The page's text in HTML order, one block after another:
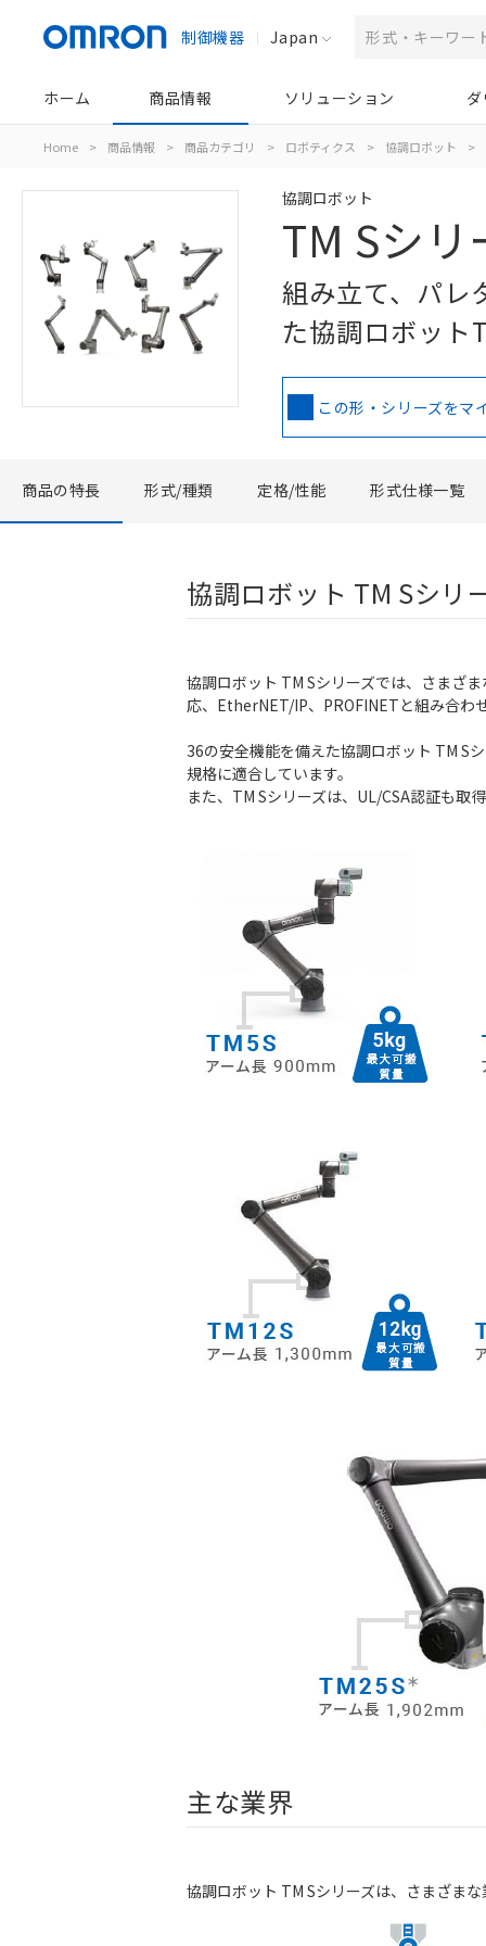
制御機器 Japan
ホーム 商品情報 ソリューション
Home > 商品情報 > 商品カテゴリ > ロボティクス > 協調ロボット >
協調ロボット
TM Sシリ
組み立て、パレ
た協調ロボット
この形・シリーズをマ
商品の特長 形式/種類 定格/性能 形式仕様一覧
協調ロボット TM Sシリ
協調ロボット TM Sシリーズでは、さまざ
応、EtherNET/IP、PROFINETと組み合わ
36の安全機能を備えた協調ロボット TM S
規格に適合しています。
また、TM Sシリーズは、UL/CSA認証も取
主な業界
協調ロボット TM Sシリーズは、さまざま